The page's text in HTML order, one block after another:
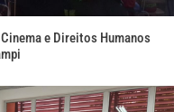
e Direitos Humanos